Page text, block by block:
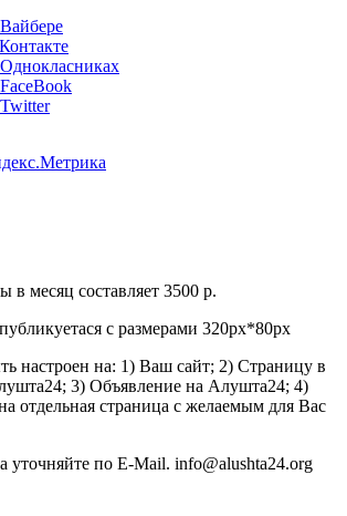
в месяц составляет 3500 р.
с размерами 320px*80px
настроен на: 1) Ваш сайт; 2) Страницу в
3) Объявление на Алушта24; 4)
отдельная страница с желаемым для Вас
уточняйте по E-Mail. info@alushta24.org